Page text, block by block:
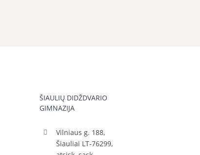
ŠIAULIŲ DIDŽDVARIO
GIMNAZIJA
Vilniaus g. 188,
Šiauliai LT-76299,